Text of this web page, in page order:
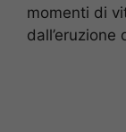
momenti di
dall’eruzione